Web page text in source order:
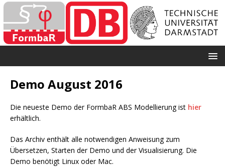
Demo August 2016
Die neueste Demo der FormbaR ABS Modellierung ist hier
erhältlich.
Das Archiv enthält alle notwendigen Anweisung zum
Übersetzen, Starten der Demo und der Visualisierung. Die
Demo benötigt Linux oder Mac.